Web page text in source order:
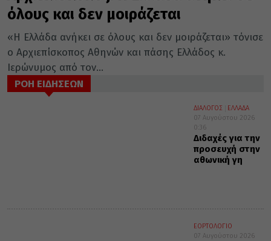
όλους και δεν μοιράζεται
«Η Ελλάδα ανήκει σε όλους και δεν μοιράζεται» τόνισε
ο Αρχιεπίσκοπος Αθηνών και πάσης Ελλάδος κ.
Ιερώνυμος από τον...
ΡΟΗ ΕΙΔΗΣΕΩΝ
ΔΙΑΛΟΓΟΣ
ΕΛΛΑΔΑ
07 Αυγούστου 2026
0:36
Διδαχές για την
προσευχή στην
αθωνική γη
ΕΟΡΤΟΛΟΓΙΟ
07 Αυγούστου 2026